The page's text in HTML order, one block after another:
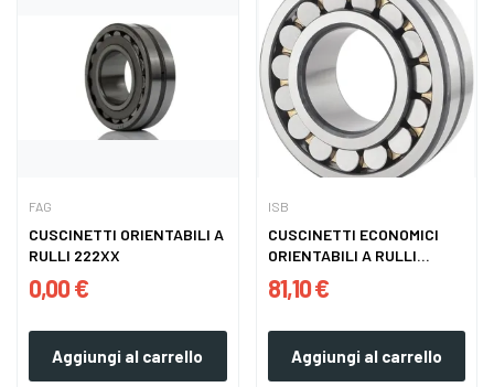
FAG
CUSCINETTI ORIENTABILI A
RULLI 222XX
0,00 €
Aggiungi al carrello
ISB
CUSCINETTI ECONOMICI
ORIENTABILI A RULLI
222XX
81,10 €
Aggiungi al carrello